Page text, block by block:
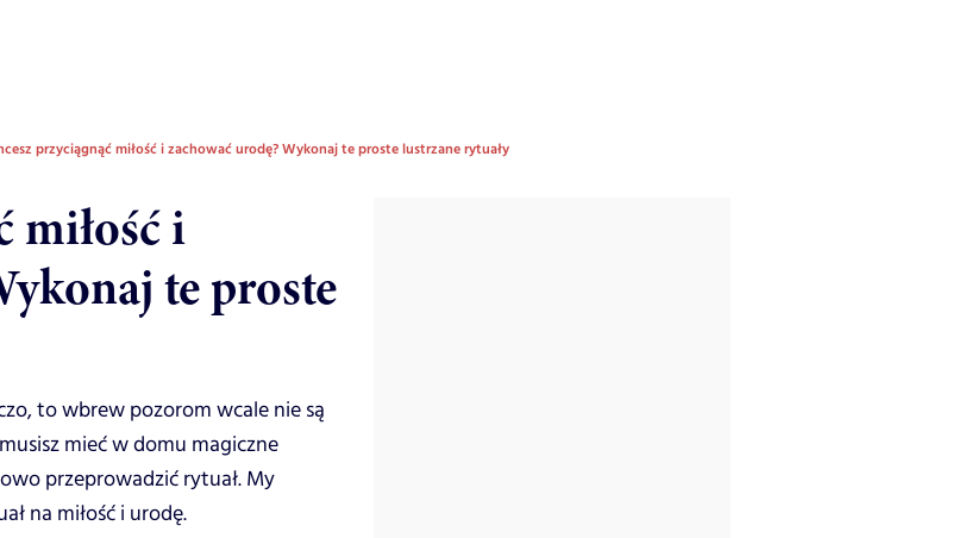
przyciągnąć miłość i zachować urodę? Wykonaj te proste lustrzane rytuały
miłość i
te proste
to wbrew pozorom wcale nie są
mieć w domu magiczne
przeprowadzić rytuał. My
na miłość i urodę.